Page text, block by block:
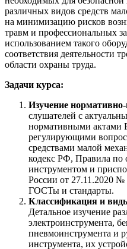
различных видов средств
на минимизацию рисков
травм и профессиональных
использованием такого
соответствия деятельности
области охраны труда.
Задачи курса:
Изучение
слушателей с
нормативными актами
регулирующими
средствами малой
кодекс РФ, Правила по
инструментом и
России от 27.11.2020 №
ГОСТы и стандарты.
Классификация и
Детальное изучение
электроинструмента,
пневмоинструмента и
инструмента, их